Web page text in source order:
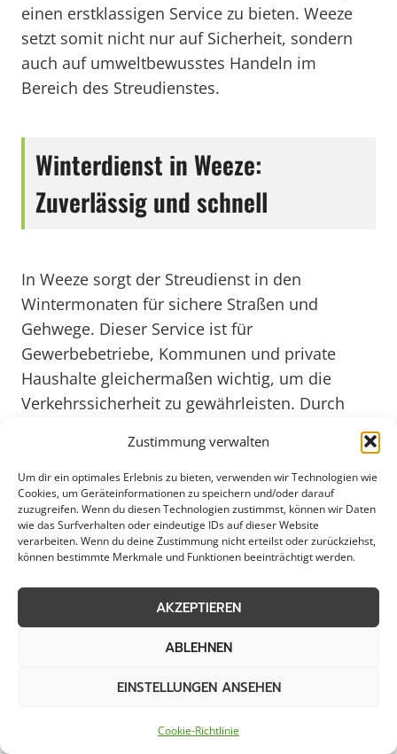
Zustimmung verwalten
Um dir ein optimales Erlebnis zu bieten, verwenden wir Technologien wie
Cookies, um Geräteinformationen zu speichern und/oder darauf
zuzugreifen. Wenn du diesen Technologien zustimmst, können wir Daten
wie das Surfverhalten oder eindeutige IDs auf dieser Website
verarbeiten. Wenn du deine Zustimmung nicht erteilst oder zurückziehst,
können bestimmte Merkmale und Funktionen beeinträchtigt werden.
AKZEPTIEREN
ABLEHNEN
EINSTELLUNGEN ANSEHEN
Cookie-Richtlinie
einen erstklassigen Service zu bieten. Weeze
setzt somit nicht nur auf Sicherheit, sondern
auch auf umweltbewusstes Handeln im
Bereich des Streudienstes.
Winterdienst in Weeze:
Zuverlässig und schnell
In Weeze sorgt der Streudienst in den
Wintermonaten für sichere Straßen und
Gehwege. Dieser Service ist für
Gewerbebetriebe, Kommunen und private
Haushalte gleichermaßen wichtig, um die
Verkehrssicherheit zu gewährleisten. Durch
umweltfreundlicher Streumaterialien leistet der
Streudienst einen Beitrag zum Umweltschutz
und zur Effizienz des Winterdienstes in Weeze.
Die professionellen Streumitarbeiter in Weeze
kürzester Zeit von Schnee und Eis zu befreien.
Dabei werden nicht nur Hauptverkehrsstraßen
berücksichtigt, sondern auch Nebenstraßen
und Fußgängerwege, um ein durchgängiges
zuverlässigen Streudienst können Unfälle